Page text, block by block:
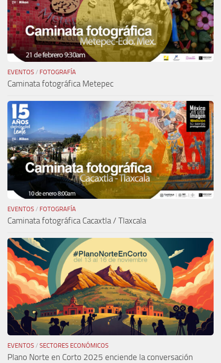
EVENTOS / FOTOGRAFÍA
Caminata fotográfica Metepec
EVENTOS / FOTOGRAFÍA
Caminata fotográfica Cacaxtla / Tlaxcala
EVENTOS / SECTORES ECONÓMICOS
Plano Norte en Corto 2025 enciende la conversación